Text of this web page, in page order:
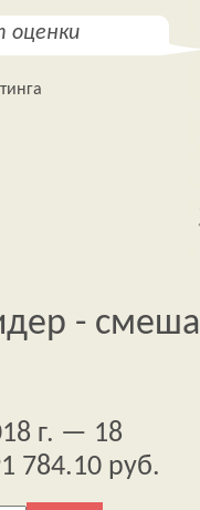
оценки
-
г. — 18
784.10 руб.